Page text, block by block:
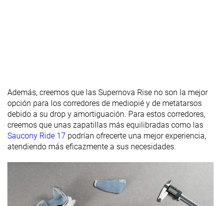
Talón marca
36.0 mm 31.0 mm 33.0 mm
Antepié
laboratorio
Antepié
marca
22.8 mm
26.0 mm
23.4 mm
23.0 mm
21.8 mm
23.0 mm
Estándar
Estándar
Ancho
Extra Ancho
Estándar
✓ ✓
Además, creemos que las Supernova Rise no son la mejor
opción para los corredores de mediopié y de metatarsos
debido a su drop y amortiguación. Para estos corredores,
creemos que unas zapatillas más equilibradas como las
Saucony Ride 17 podrían ofrecerte una mejor experiencia,
atendiendo más eficazmente a sus necesidades.